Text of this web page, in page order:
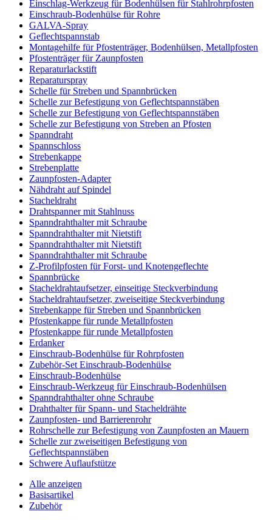
Einschlag-Werkzeug für Bodenhülsen für Stahlrohrpfosten
Einschraub-Bodenhülse für Rohre
GALVA-Spray
Geflechtspannstab
Montagehilfe für Pfostenträger, Bodenhülsen, Metallpfosten
Pfostenträger für Zaunpfosten
Reparaturlackstift
Reparaturspray
Schelle für Streben und Spannbrücken
Schelle zur Befestigung von Geflechtspannstäben
Schelle zur Befestigung von Geflechtspannstäben
Schelle zur Befestigung von Streben an Pfosten
Spanndraht
Spannschloss
Strebenkappe
Strebenplatte
Zaunpfosten-Adapter
Nähdraht auf Spindel
Stacheldraht
Drahtspanner mit Stahlnuss
Spanndrahthalter mit Schraube
Spanndrahthalter mit Nietstift
Spanndrahthalter mit Nietstift
Spanndrahthalter mit Schraube
Z-Profilpfosten für Forst- und Knotengeflechte
Spannbrücke
Stacheldrahtaufsetzer, einseitige Steckverbindung
Stacheldrahtaufsetzer, zweiseitige Steckverbindung
Strebenkappe für Streben und Spannbrücken
Pfostenkappe für runde Metallpfosten
Pfostenkappe für runde Metallpfosten
Erdanker
Einschraub-Bodenhülse für Rohrpfosten
Zubehör-Set Einschraub-Bodenhülse
Einschraub-Bodenhülse
Einschraub-Werkzeug für Einschraub-Bodenhülsen
Spanndrahthalter ohne Schraube
Drahthalter für Spann- und Stacheldrähte
Zaunpfosten- und Barrierenrohr
Rohrschelle zur Befestigung von Zaunpfosten an Mauern
Schelle zur zweiseitigen Befestigung von
Geflechtspannstäben
Schwere Auflaufstütze
Alle anzeigen
Basisartikel
Zubehör